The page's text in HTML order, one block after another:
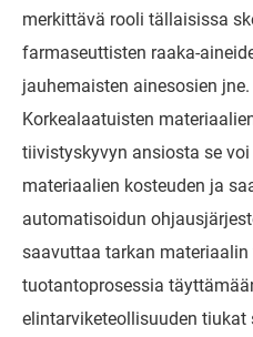
merkittävä rooli tällaisissa
farmaseuttisten raaka-
jauhemaisten ainesosien
Korkealaatuisten
tiivistyskyvyn ansiosta se
materiaalien kosteuden ja
automatisoidun
saavuttaa tarkan
tuotantoprosessia
elintarviketeollisuuden tiukat